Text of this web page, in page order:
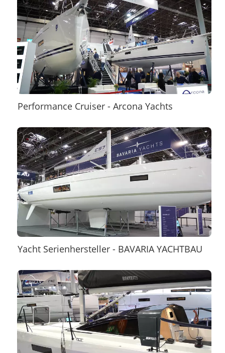
Performance Cruiser - Arcona Yachts
Yacht Serienhersteller - BAVARIA YACHTBAU